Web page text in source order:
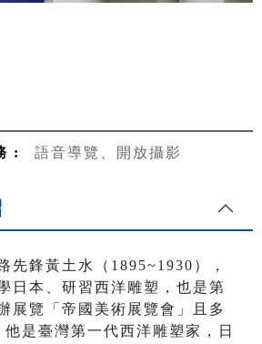
: 語音導覽、開放攝影
先鋒黃土水（1895~1930），
日本、研習西洋雕塑，也是第
展覽「帝國美術展覽會」且多
是臺灣第一代西洋雕塑家，日